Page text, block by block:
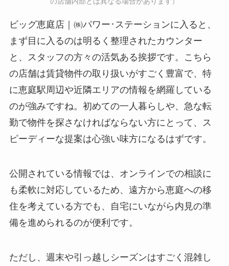
ビッグ恵庭店｜㈱パワー･ステーションに入ると、
まず目に入るのは明るく整理されたカウンター
と、スタッフの方々の活気ある挨拶です。こちら
の店舗は賃貸物件の取り扱いがすごく豊富で、特
に恵庭駅周辺や近隣エリアの情報を網羅している
のが強みですね。初めての一人暮らしや、急な転
勤で物件を探さなければならない方にとって、ス
ピーディーな提案は心強い味方になるはずです。
公開されている情報では、オンラインでの相談に
も柔軟に対応しているため、遠方から恵庭への移
住を考えている方でも、自宅にいながら内見の準
備を進められるのが便利です。
ただし、週末や引っ越しシーズンはすごく混雑し